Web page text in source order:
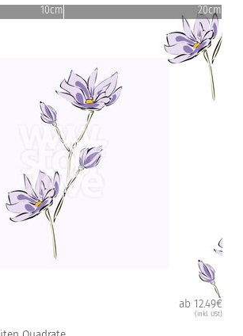
10cm 20cm
ab 12.49€
(inkl. USt)